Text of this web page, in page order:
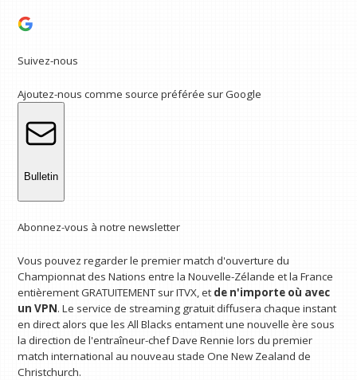
Suivez-nous
Ajoutez-nous comme source préférée sur Google
Bulletin
Abonnez-vous à notre newsletter
Vous pouvez regarder le premier match d'ouverture du
Championnat des Nations entre la Nouvelle-Zélande et la France
entièrement GRATUITEMENT sur ITVX, et de n'importe où avec
un VPN. Le service de streaming gratuit diffusera chaque instant
en direct alors que les All Blacks entament une nouvelle ère sous
la direction de l'entraîneur-chef Dave Rennie lors du premier
match international au nouveau stade One New Zealand de
Christchurch.